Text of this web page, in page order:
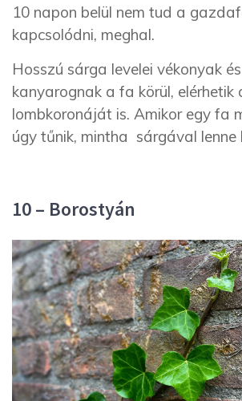
10 napon belül nem tud a
kapcsolódni, meghal.
Hosszú sárga levelei vékonyak
kanyarognak a fa körül, elérhetik
lombkoronáját is. Amikor egy fa
úgy tűnik, mintha sárgával lenne
10 – Borostyán